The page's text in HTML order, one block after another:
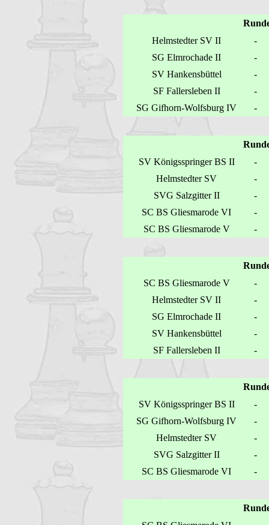
Helmstedter SV II
-
SG Elmrochade II
-
SV Hankensbüttel
-
SF Fallersleben II
-
SG Gifhorn-Wolfsburg IV
-
SV Königsspringer BS II
-
Helmstedter SV
-
SVG Salzgitter II
-
SC BS Gliesmarode VI
-
SC BS Gliesmarode V
-
SC BS Gliesmarode V
-
Helmstedter SV II
-
SG Elmrochade II
-
SV Hankensbüttel
-
SF Fallersleben II
-
SV Königsspringer BS II
-
SG Gifhorn-Wolfsburg IV
-
Helmstedter SV
-
SVG Salzgitter II
-
SC BS Gliesmarode VI
-